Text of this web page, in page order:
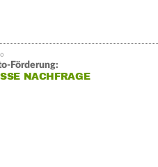
Förderung:
NACHFRAGE